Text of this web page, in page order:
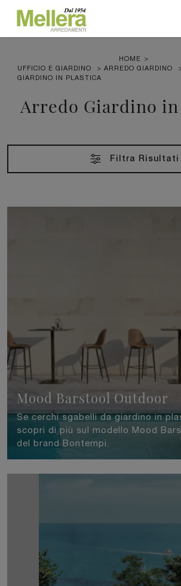
HOME >
UFFICIO E GIARDINO
> ARREDO GIARDINO
GIARDINO IN PLASTICA
Arredo Giardino
Filtra Risultati
Mood Barstool Outdoor
Se cerchi sgabelli da giardino in
scopri di più sul modello Mood
del brand Bontempi.